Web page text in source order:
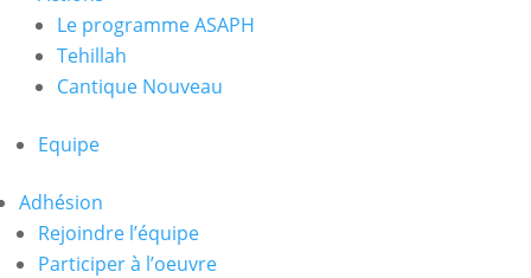
Le programme ASAPH
Tehillah
Cantique Nouveau
Equipe
Adhésion
Rejoindre l’équipe
Participer à l’oeuvre